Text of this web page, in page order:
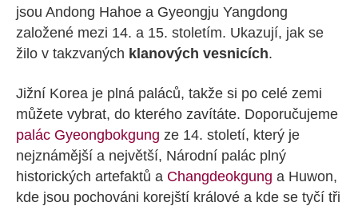
jsou Andong Hahoe a Gyeongju Yangdong
založené mezi 14. a 15. stoletím. Ukazují, jak se
žilo v takzvaných klanových vesnicích.
Jižní Korea je plná paláců, takže si po celé zemi
můžete vybrat, do kterého zavítáte. Doporučujeme
palác Gyeongbokgung ze 14. století, který je
nejznámější a největší, Národní palác plný
historických artefaktů a Changdeokgung a Huwon,
kde jsou pochováni korejští králové a kde se tyčí tři